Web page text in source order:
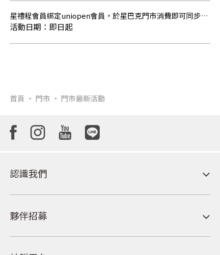
星禮程會員綁定uniopen會員，於星巴克門市消費即可同步累
積星星與OPENPOINT點數
即日起
首頁 門市 門市最新活動
認識我們
夥伴招募